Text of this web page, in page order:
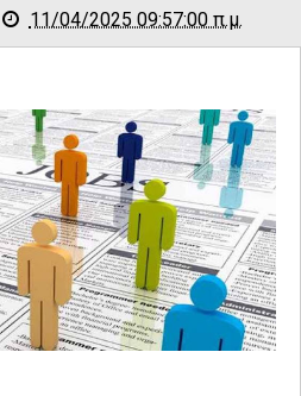
11/04/2025 09:57:00 π.μ.